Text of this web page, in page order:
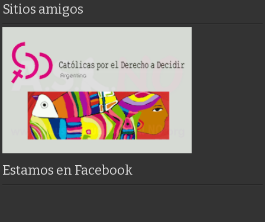
Sitios amigos
Estamos en Facebook